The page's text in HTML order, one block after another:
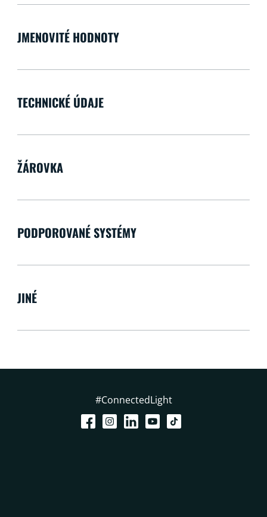
JMENOVITÉ HODNOTY
TECHNICKÉ ÚDAJE
ŽÁROVKA
PODPOROVANÉ SYSTÉMY
JINÉ
#ConnectedLight